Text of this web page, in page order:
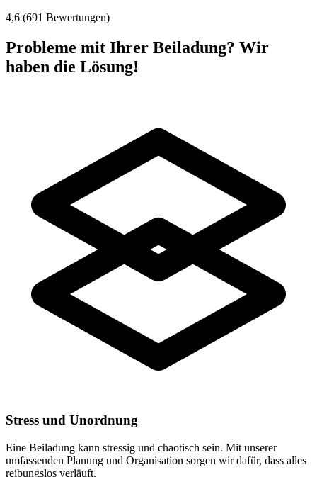
4,6 (691 Bewertungen)
Probleme mit Ihrer Beiladung? Wir
haben die Lösung!
Stress und Unordnung
Eine Beiladung kann stressig und chaotisch sein. Mit unserer
umfassenden Planung und Organisation sorgen wir dafür, dass alles
reibungslos verläuft.